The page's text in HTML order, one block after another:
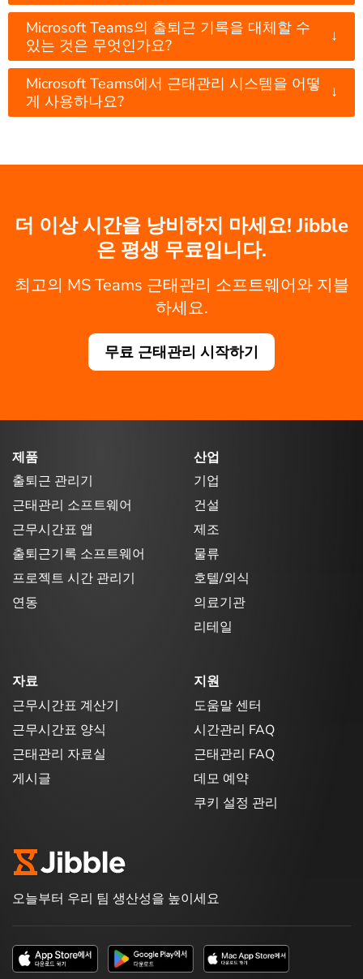
Microsoft Teams의 출퇴근 기록을 대체할 수
있는 것은 무엇인가요?
↓
Microsoft Teams에서 근태관리 시스템을 어떻
게 사용하나요?
↓
더 이상 시간을 낭비하지 마세요! Jibble
은 평생 무료입니다.
최고의 MS Teams 근태관리 소프트웨어와 지블
하세요.
무료 근태관리 시작하기
제품
출퇴근 관리기
근태관리 소프트웨어
근무시간표 앱
출퇴근기록 소프트웨어
프로젝트 시간 관리기
연동
산업
기업
건설
제조
물류
호텔/외식
의료기관
리테일
자료
근무시간표 계산기
근무시간표 양식
근태관리 자료실
게시글
지원
도움말 센터
시간관리 FAQ
근태관리 FAQ
데모 예약
쿠키 설정 관리
오늘부터 우리 팀 생산성을 높이세요